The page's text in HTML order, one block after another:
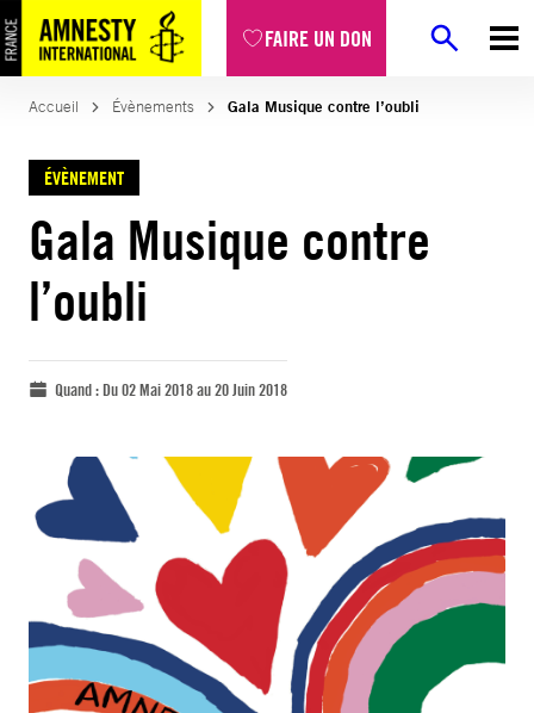
FAIRE UN DON
Accueil Évènements Gala Musique contre l’oubli
ÉVÈNEMENT
Gala Musique contre
l’oubli
Quand :Du 02 Mai 2018 au 20 Juin 2018